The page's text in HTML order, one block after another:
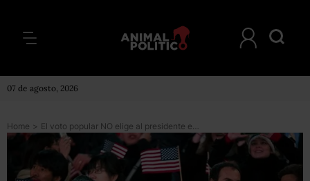
07 de agosto, 2026
Home > El voto popular NO elige al presidente en EU. ¿Entonces?